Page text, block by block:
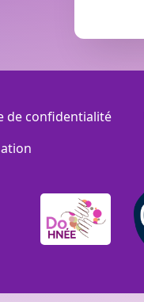
de confidentialité